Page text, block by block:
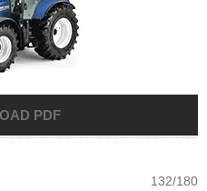
132/180